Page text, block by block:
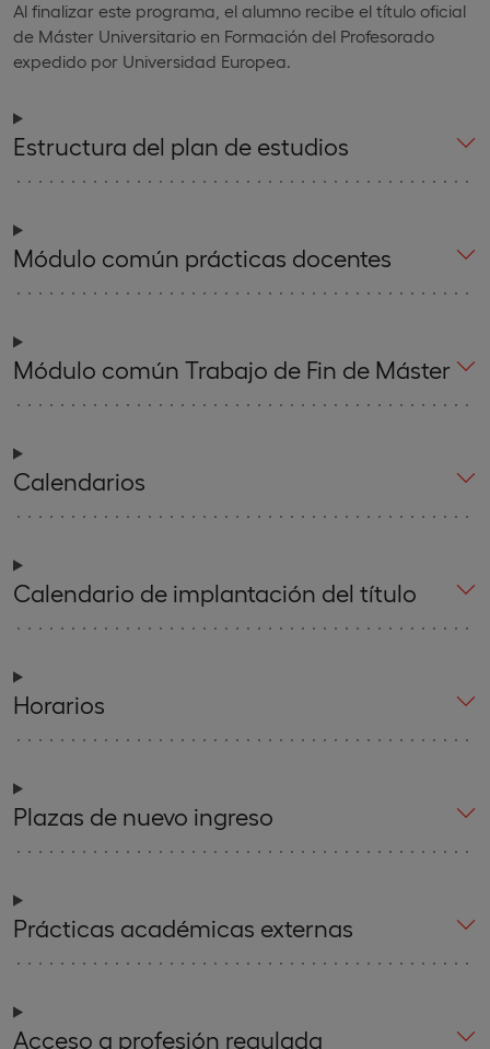
Al finalizar este programa, el alumno recibe el título oficial
de Máster Universitario en Formación del Profesorado
expedido por Universidad Europea.
Estructura del plan de estudios
Módulo común prácticas docentes
Módulo común Trabajo de Fin de Máster
Calendarios
Calendario de implantación del título
Horarios
Plazas de nuevo ingreso
Prácticas académicas externas
Acceso a profesión regulada